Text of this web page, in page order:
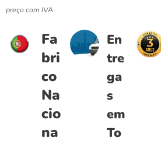
preço com IVA
Fa
bri
co
Na
cio
na
En
tre
ga
s
em
To